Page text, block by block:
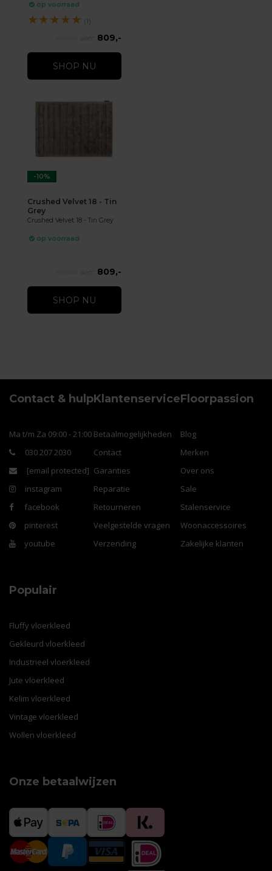
op voorraad
★★★★★ (1)
809,-
SHOP NU
-10%
Crushed Velvet 18 - Tin
Grey
Crushed Velvet 18 - Tin Grey
op voorraad
809,-
SHOP NU
Contact & hulp
Ma t/m Za 09:00 - 21:00
030 207 2030
[email protected]
instagram
facebook
pinterest
youtube
Klantenservice
Betaalmogelijkheden
Contact
Garanties
Reparatie
Retourneren
Veelgestelde vragen
Verzending
Floorpassion
Blog
Merken
Over ons
Sale
Stalenservice
Woonaccessoires
Zakelijke klanten
Populair
Fluffy vloerkleed
Gekleurd vloerkleed
Industrieel vloerkleed
Jute vloerkleed
Kelim vloerkleed
Vintage vloerkleed
Wollen vloerkleed
Onze betaalwijzen